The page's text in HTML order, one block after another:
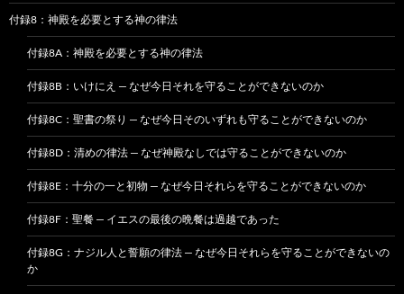
付録8：神殿を必要とする神の律法
付録8A：神殿を必要とする神の律法
付録8B：いけにえ — なぜ今日それを守ることができないのか
付録8C：聖書の祭り — なぜ今日そのいずれも守ることができないのか
付録8D：清めの律法 — なぜ神殿なしでは守ることができないのか
付録8E：十分の一と初物 — なぜ今日それらを守ることができないのか
付録8F：聖餐 — イエスの最後の晩餐は過越であった
付録8G：ナジル人と誓願の律法 — なぜ今日それらを守ることができないの
か